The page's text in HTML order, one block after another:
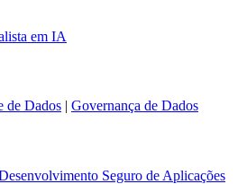
em IA
de Dados | Governança de Dados
Seguro de Aplicações